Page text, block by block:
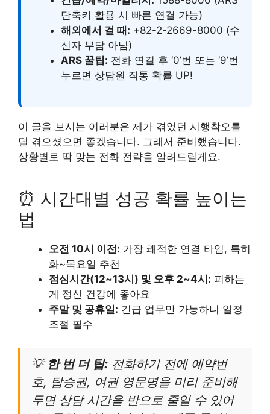
단축키 활용 시 빠른 연결 가능)
해외에서 걸 때: +82-2-2669-8000 (수
신자 부담 아님)
ARS 꿀팁: 전화 연결 후 ‘0’번 또는 ‘9’번
누르면 상담원 직통 확률 UP!
이 글을 보시는 여러분은 제가 겪었던 시행착오를
덜 겪으셨으면 좋겠습니다. 그래서 준비했습니다.
상황별로 딱 맞는 전화 전략을 알려드릴게요.
⏰ 시간대별 성공 확률 높이는
법
오전 10시 이전: 가장 쾌적한 연결 타임, 특히
화~목요일 추천
점심시간(12~13시) 및 오후 2~4시: 피하는
게 정신 건강에 좋아요
주말 및 공휴일: 긴급 업무만 가능하니 일정
조절 필수
💡 한 번 더 팁: 전화하기 전에 예약번
호, 탑승권, 여권 영문명을 미리 준비해
두면 상담 시간을 반으로 줄일 수 있어